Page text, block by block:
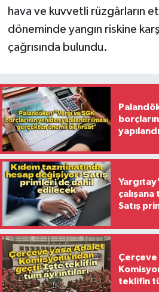
hava ve kuvvetli rüzgârların
döneminde yangın riskine
çağrısında bulundu.
Satış
Çerçeve
teklifin